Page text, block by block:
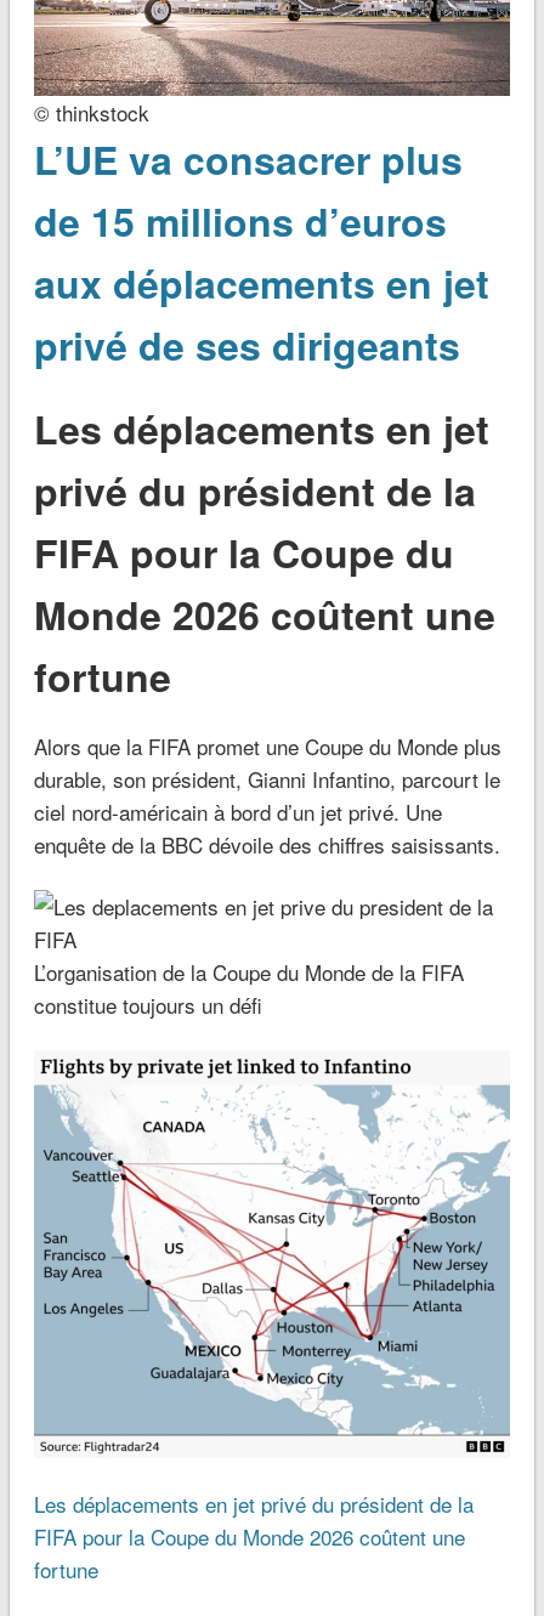
© thinkstock
L’UE va consacrer plus
de 15 millions d’euros
aux déplacements en jet
privé de ses dirigeants
Les déplacements en jet
privé du président de la
FIFA pour la Coupe du
Monde 2026 coûtent une
fortune
Alors que la FIFA promet une Coupe du Monde plus
durable, son président, Gianni Infantino, parcourt le
ciel nord-américain à bord d’un jet privé. Une
enquête de la BBC dévoile des chiffres saisissants.
L’organisation de la Coupe du Monde de la FIFA
constitue toujours un défi
Les déplacements en jet privé du président de la
FIFA pour la Coupe du Monde 2026 coûtent une
fortune